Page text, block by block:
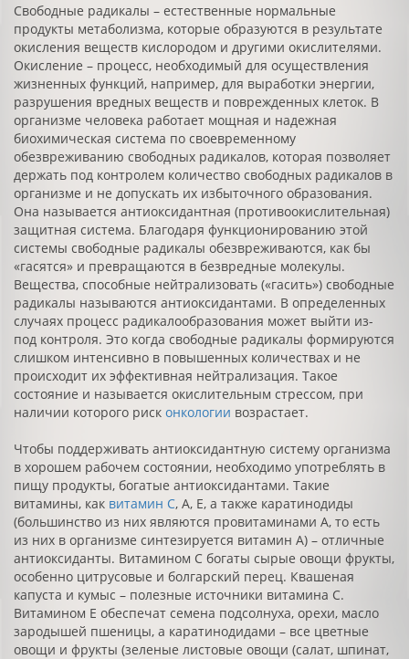
Свободные радикалы – естественные нормальные
продукты метаболизма, которые образуются в результате
окисления веществ кислородом и другими окислителями.
Окисление – процесс, необходимый для осуществления
жизненных функций, например, для выработки энергии,
разрушения вредных веществ и поврежденных клеток. В
организме человека работает мощная и надежная
биохимическая система по своевременному
обезвреживанию свободных радикалов, которая позволяет
держать под контролем количество свободных радикалов в
организме и не допускать их избыточного образования.
Она называется антиоксидантная (противоокислительная)
защитная система. Благодаря функционированию этой
системы свободные радикалы обезвреживаются, как бы
«гасятся» и превращаются в безвредные молекулы.
Вещества, способные нейтрализовать («гасить») свободные
радикалы называются антиоксидантами. В определенных
случаях процесс радикалообразования может выйти из-
под контроля. Это когда свободные радикалы формируются
слишком интенсивно в повышенных количествах и не
происходит их эффективная нейтрализация. Такое
состояние и называется окислительным стрессом, при
наличии которого риск онкологии возрастает.
Чтобы поддерживать антиоксидантную систему организма
в хорошем рабочем состоянии, необходимо употреблять в
пищу продукты, богатые антиоксидантами. Такие
витамины, как витамин С, А, Е, а также каратинодиды
(большинство из них являются провитаминами А, то есть
из них в организме синтезируется витамин А) – отличные
антиоксиданты. Витамином С богаты сырые овощи фрукты,
особенно цитрусовые и болгарский перец. Квашеная
капуста и кумыс – полезные источники витамина С.
Витамином Е обеспечат семена подсолнуха, орехи, масло
зародышей пшеницы, а каратинодидами – все цветные
овощи и фрукты (зеленые листовые овощи (салат, шпинат,